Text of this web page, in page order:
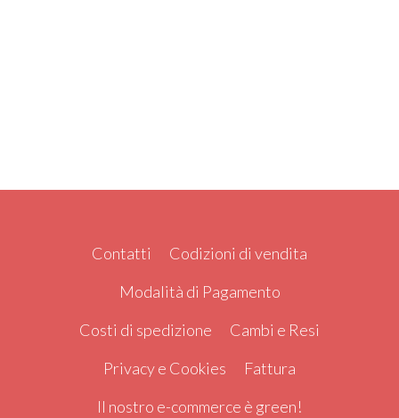
Contatti
Codizioni di vendita
Modalità di Pagamento
Costi di spedizione
Cambi e Resi
Privacy e Cookies
Fattura
Il nostro e-commerce è green!